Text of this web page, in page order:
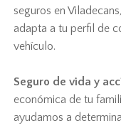
seguros en
adapta a tu perfil de
vehículo.
Seguro de vida y
económica de tu
ayudamos a